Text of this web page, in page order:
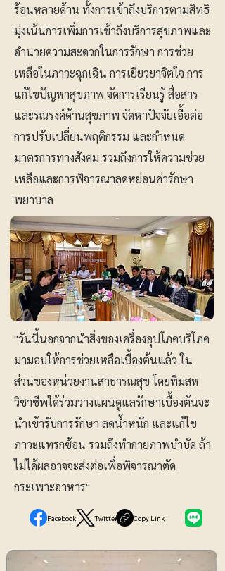
ร้อนหลายด้าน ทั้งการเข้าถึงบริการตามสิทธิ
มุ่งเน้นการเพิ่มการเข้าถึงบริการสุขภาพและ
อำนวยความสะดวกในการรักษา การช่วย
เหลือในภาวะฉุกเฉิน การเยียวยาจิตใจ การ
แก้ไขปัญหาสุขภาพ จัดการเรียนรู้ สื่อสาร
และรณรงค์ด้านสุขภาพ จัดหาปัจจัยเอื้อต่อ
การปรับเปลี่ยนพฤติกรรม และกำหนด
มาตรการทางสังคม รวมถึงการให้ความช่วย
เหลือและการพิจารณาลดหย่อนค่ารักษา
พยาบาล
"วันนี้นอกจากนำสิ่งของเครื่องอุปโภคบริโภค
มามอบให้การช่วยเหลือเบื้องต้นแล้ว ใน
ส่วนของหน่วยงานสาธารณสุข โดยทีมสห
วิชาชีพได้ร่วมวางแผนดูแลรักษาเบื้องต้นจะ
นำเข้ารับการรักษา ลดน้ำหนัก และแก้ไข
ภาวะแทรกซ้อน รวมถึงทำกายภาพบำบัด ถ้า
ไม่ได้ผลอาจจะส่งต่อเพื่อพิจารณาตัด
กระเพาะอาหาร"
Facebook Twitter Copy Link